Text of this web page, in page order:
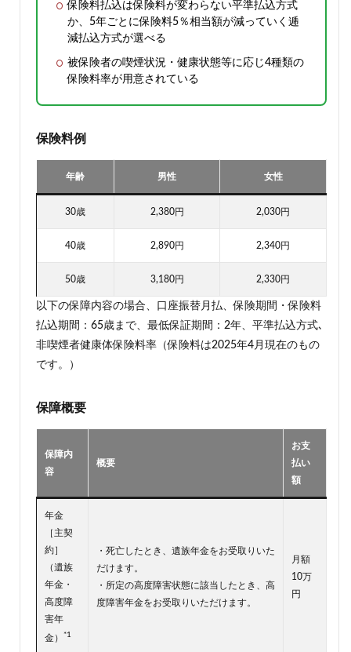
保険料払込は保険料が変わらない平準払込方式
か、5年ごとに保険料5％相当額が減っていく逓
減払込方式が選べる
被保険者の喫煙状況・健康状態等に応じ4種類の
保険料率が用意されている
保険料例
年齢 男性 女性
30歳 2,380円 2,030円
40歳 2,890円 2,340円
50歳 3,180円 2,330円
以下の保障内容の場合、口座振替月払、保険期間・保険料
払込期間：65歳まで、最低保証期間：2年、平準払込方式､
非喫煙者健康体保険料率（保険料は2025年4月現在のもの
です。）
保障概要
保障内
容
概要
お支
払い
額
年金
［主契
約］
（遺族
年金・
高度障
害年
金） *1
・死亡したとき、遺族年金をお受取りいた
だけます。
・所定の高度障害状態に該当したとき、高
度障害年金をお受取りいただけます。
月額
10万
円